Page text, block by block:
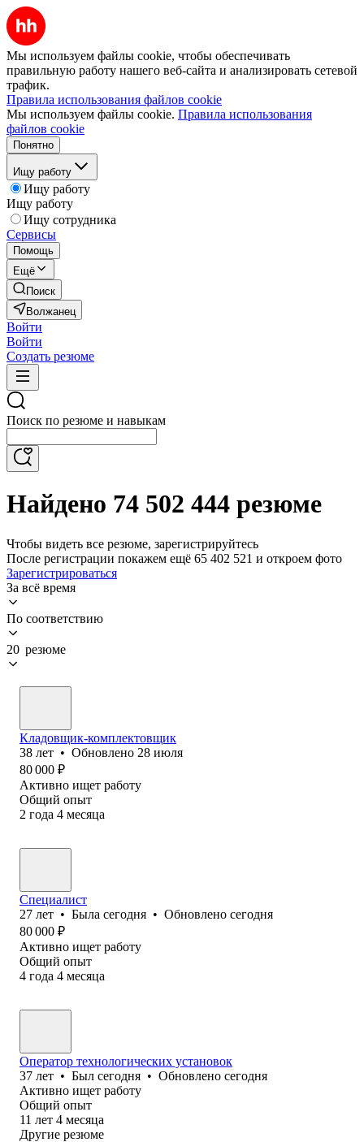
Мы используем файлы cookie, чтобы обеспечивать
правильную работу нашего веб-сайта и анализировать сетевой
трафик.
Правила использования файлов cookie
Мы используем файлы cookie. Правила использования
файлов cookie
Понятно
Ищу работу
Ищу работу
Ищу работу
Ищу сотрудника
Сервисы
Помощь
Ещё
Поиск
Волжанец
Войти
Войти
Создать резюме
Поиск по резюме и навыкам
Найдено 74 502 444 резюме
Чтобы видеть все резюме, зарегистрируйтесь
После регистрации покажем ещё 65 402 521 и откроем фото
Зарегистрироваться
За всё время
По соответствию
20 резюме
Кладовщик-комплектовщик
38 лет • Обновлено 28 июля
80 000 ₽
Активно ищет работу
Общий опыт
2 года 4 месяца
Специалист
27 лет • Была сегодня • Обновлено сегодня
80 000 ₽
Активно ищет работу
Общий опыт
4 года 4 месяца
Оператор технологических установок
37 лет • Был сегодня • Обновлено сегодня
Активно ищет работу
Общий опыт
11 лет 4 месяца
Другие резюме